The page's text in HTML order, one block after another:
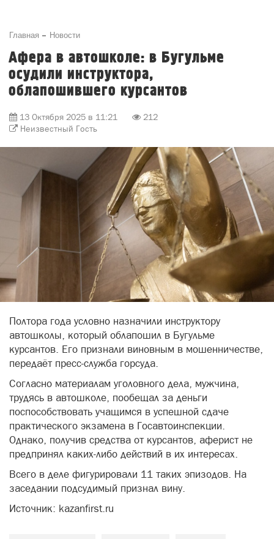
Главная Новости
Афера в автошколе: в Бугульме
осудили инструктора,
облапошившего курсантов
13 Октября 2025 в 11:21
212
Неизвестный Гость
Полтора года условно назначили инструктору
автошколы, который облапошил в Бугульме
курсантов. Его признали виновным в мошенничестве,
передаёт пресс-служба горсуда.
Согласно материалам уголовного дела, мужчина,
трудясь в автошколе, пообещал за деньги
поспособствовать учащимся в успешной сдаче
практического экзамена в Госавтоинспекции.
Однако, получив средства от курсантов, аферист не
предпринял каких-либо действий в их интересах.
Всего в деле фигурировали 11 таких эпизодов. На
заседании подсудимый признал вину.
Источник: kazanfirst.ru